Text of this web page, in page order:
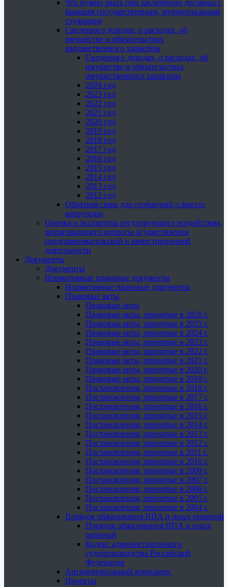
Что нужно знать при заключении договора с
бывшим государственным, муниципальным
служащим
Сведения о доходах, о расходах, об
имуществе и обязательствах
имущественного характера
Сведения о доходах, о расходах, об
имуществе и обязательствах
имущественного характера
2024 год
2023 год
2022 год
2021 год
2020 год
2019 год
2018 год
2017 год
2016 год
2015 год
2014 год
2013 год
2012 год
Обратная связь для сообщений о фактах
коррупции
Оценка и экспертиза регулирующего воздействия,
затрагивающего вопросы осуществления
предпринимательской и инвестиционной
деятельности
Документы
Документы
Нормативные правовые документы
Нормативные правовые документы
Правовые акты
Правовые акты
Правовые акты, принятые в 2026 г.
Правовые акты, принятые в 2025 г.
Правовые акты, принятые в 2024 г.
Правовые акты, принятые в 2023 г.
Правовые акты, принятые в 2022 г.
Правовые акты, принятые в 2021 г.
Правовые акты, принятые в 2020 г.
Правовые акты, принятые в 2019 г.
Постановления, принятые в 2018 г.
Постановления, принятые в 2017 г.
Постановления, принятые в 2016 г.
Постановления, принятые в 2015 г.
Постановления, принятые в 2014 г.
Постановления, принятые в 2013 г.
Постановления, принятые в 2012 г.
Постановления, принятые в 2011 г.
Постановления, принятые в 2010 г.
Постановления, принятые в 2009 г.
Постановления, принятые в 2007 г.
Постановления, принятые в 2006 г.
Постановления, принятые в 2005 г.
Постановления, принятые в 2004 г.
Порядок обжалования НПА и иных решений
Порядок обжалования НПА и иных
решений
Кодекс административного
судопроизводства Российской
Федерации
Антимонопольный комплаенс
Проекты